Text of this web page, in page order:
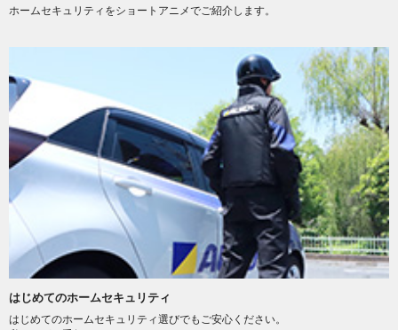
ホームセキュリティをショートアニメでご紹介します。
はじめてのホームセキュリティ
はじめてのホームセキュリティ選びでもご安心ください。